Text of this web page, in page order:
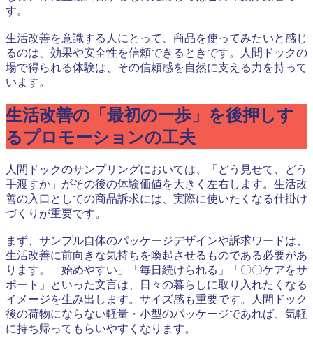
す。
生活改善を意識する人にとって、商品を使ってみたいと感じ
るのは、効果や安全性を信頼できるときです。人間ドックの
場で得られる体験は、その信頼感を自然に支える力を持って
います。
生活改善の「最初の一歩」を後押しす
るプロモーションの工夫
人間ドックのサンプリングにおいては、「どう見せて、どう
手渡すか」がその後の体験価値を大きく左右します。生活改
善の入口としての商品訴求には、実際に使いたくなる仕掛け
づくりが重要です。
まず、サンプル自体のパッケージデザインや訴求ワードは、
生活改善に前向きな気持ちを喚起させるものである必要があ
ります。「始めやすい」「毎日続けられる」「〇〇ケアをサ
ポート」といった文言は、日々の暮らしに取り入れたくなる
イメージを生み出します。サイズ感も重要です。人間ドック
後の荷物にならない軽量・小型のパッケージであれば、気軽
に持ち帰ってもらいやすくなります。